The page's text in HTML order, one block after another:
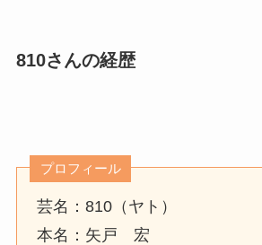
810さんの経歴
プロフィール
芸名：810（ヤト）
本名：矢戸 宏